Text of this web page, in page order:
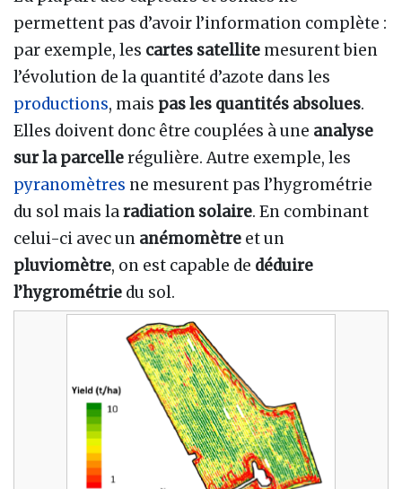
permettent pas d’avoir l’information complète :
par exemple, les cartes satellite mesurent bien
l’évolution de la quantité d’azote dans les
productions, mais pas les quantités absolues.
Elles doivent donc être couplées à une analyse
sur la parcellerégulière. Autre exemple, les
pyranomètres ne mesurent pas l’hygrométrie
du sol mais laradiation solaire. En combinant
celui-ci avec un anémomètre et un
pluviomètre, on est capable de déduire
l’hygrométrie du sol.